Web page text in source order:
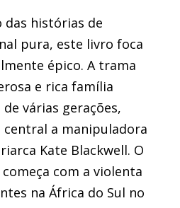
das histórias de
pura, este livro foca
épico. A trama
e rica família
várias gerações,
a manipuladora
Kate Blackwell. O
com a violenta
na África do Sul no